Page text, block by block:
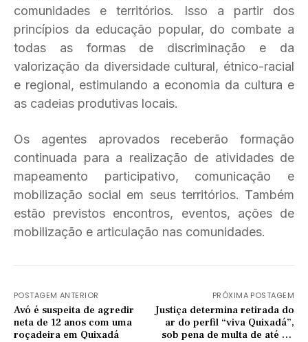
comunidades e territórios. Isso a partir dos
princípios da educação popular, do combate a
todas as formas de discriminação e da
valorização da diversidade cultural, étnico-racial
e regional, estimulando a economia da cultura e
as cadeias produtivas locais.
Os agentes aprovados receberão formação
continuada para a realização de atividades de
mapeamento participativo, comunicação e
mobilização social em seus territórios. Também
estão previstos encontros, eventos, ações de
mobilização e articulação nas comunidades.
POSTAGEM ANTERIOR
Avó é suspeita de agredir
neta de 12 anos com uma
roçadeira em Quixadá
PRÓXIMA POSTAGEM
Justiça determina retirada do
ar do perfil “viva Quixadá”,
sob pena de multa de até R$